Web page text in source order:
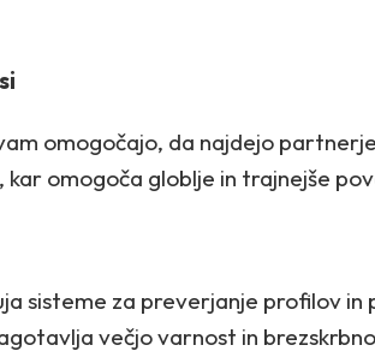
omogočajo, da najdejo
kar omogoča globlje in trajnejše
sisteme za preverjanje profilov in
večjo varnost in